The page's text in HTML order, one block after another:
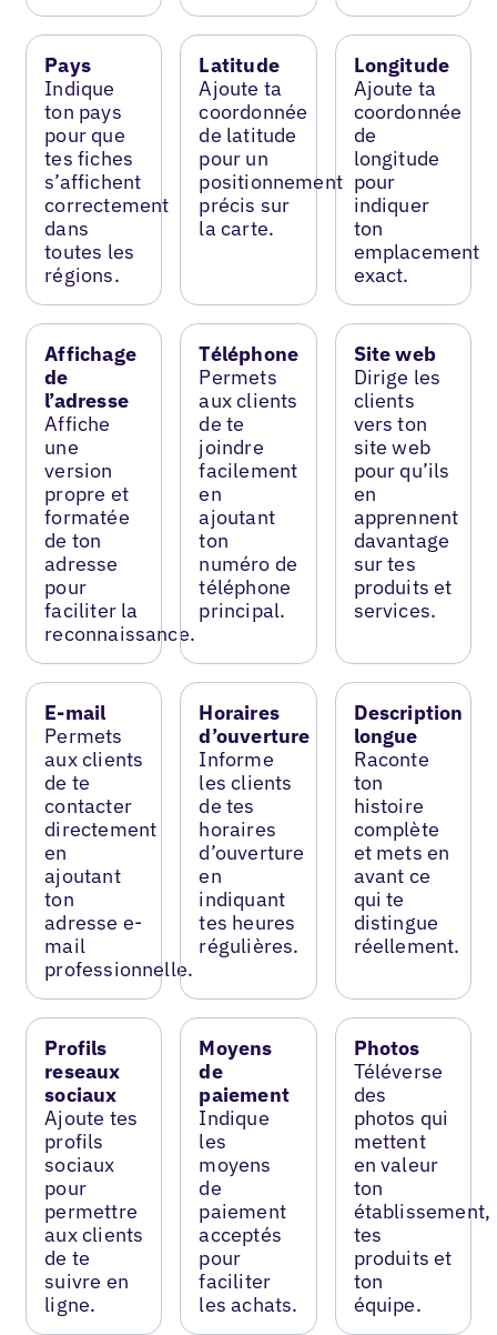
Pays
Indique
ton pays
pour que
tes fiches
s’affichent
correctement
dans
toutes les
régions.
Latitude
Ajoute ta
coordonnée
de latitude
pour un
positionnement
précis sur
la carte.
Longitude
Ajoute ta
coordonnée
de
longitude
pour
indiquer
ton
emplacement
exact.
Affichage
de
l’adresse
Affiche
une
version
propre et
formatée
de ton
adresse
pour
faciliter la
reconnaissance.
Téléphone
Permets
aux clients
de te
joindre
facilement
en
ajoutant
ton
numéro de
téléphone
principal.
Site web
Dirige les
clients
vers ton
site web
pour qu’ils
en
apprennent
davantage
sur tes
produits et
services.
E-mail
Permets
aux clients
de te
contacter
directement
en
ajoutant
ton
adresse e-
mail
professionnelle.
Horaires
d’ouverture
Informe
les clients
de tes
horaires
d’ouverture
en
indiquant
tes heures
régulières.
Description
longue
Raconte
ton
histoire
complète
et mets en
avant ce
qui te
distingue
réellement.
Profils
reseaux
sociaux
Ajoute tes
profils
sociaux
pour
permettre
aux clients
de te
suivre en
ligne.
Moyens
de
paiement
Indique
les
moyens
de
paiement
acceptés
pour
faciliter
les achats.
Photos
Téléverse
des
photos qui
mettent
en valeur
ton
établissement,
tes
produits et
ton
équipe.